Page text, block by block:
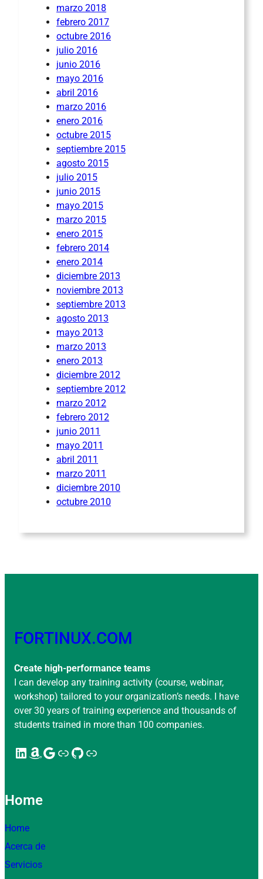
marzo 2018
febrero 2017
octubre 2016
julio 2016
junio 2016
mayo 2016
abril 2016
marzo 2016
enero 2016
octubre 2015
septiembre 2015
agosto 2015
julio 2015
junio 2015
mayo 2015
marzo 2015
enero 2015
febrero 2014
enero 2014
diciembre 2013
noviembre 2013
septiembre 2013
agosto 2013
mayo 2013
marzo 2013
enero 2013
diciembre 2012
septiembre 2012
marzo 2012
febrero 2012
junio 2011
mayo 2011
abril 2011
marzo 2011
diciembre 2010
octubre 2010
FORTINUX.COM
Create high-performance teams
I can develop any training activity (course, webinar,
workshop) tailored to your organization’s needs. I have
over 30 years of training experience and thousands of
students trained in more than 100 companies.
LinkedIn Amazon Google Enlace GitHub Enlace
Home
Home
Acerca de
Servicios